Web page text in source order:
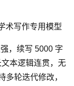
术写作专用模型
，续写 5000 字
本逻辑连贯，无
多轮迭代修改，